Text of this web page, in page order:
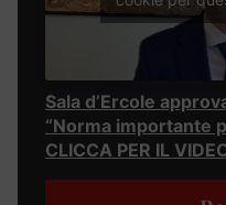
Sala d’Ercole
“Norma importante
CLICCA PER IL